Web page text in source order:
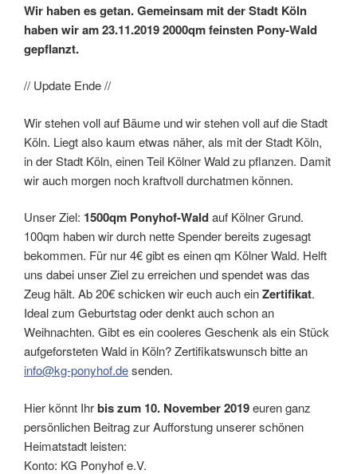
Wir haben es getan. Gemeinsam mit der Stadt Köln
haben wir am 23.11.2019 2000qm feinsten Pony-Wald
gepflanzt.
// Update Ende //
Wir stehen voll auf Bäume und wir stehen voll auf die Stadt
Köln. Liegt also kaum etwas näher, als mit der Stadt Köln,
in der Stadt Köln, einen Teil Kölner Wald zu pflanzen. Damit
wir auch morgen noch kraftvoll durchatmen können.
Unser Ziel: 1500qm Ponyhof-Waldauf Kölner Grund.
100qm haben wir durch nette Spender bereits zugesagt
bekommen. Für nur 4€ gibt es einen qm Kölner Wald. Helft
uns dabei unser Ziel zu erreichen und spendet was das
Zeug hält. Ab 20€ schicken wir euch auch einZertifikat.
Ideal zum Geburtstag oder denkt auch schon an
Weihnachten. Gibt es ein cooleres Geschenk als ein Stück
aufgeforsteten Wald in Köln? Zertifikatswunsch bitte an
info@kg-ponyhof.desenden.
Hier könnt Ihrbis zum 10. November 2019euren ganz
persönlichen Beitrag zur Aufforstung unserer schönen
Heimatstadt leisten:
Konto: KG Ponyhof e.V.